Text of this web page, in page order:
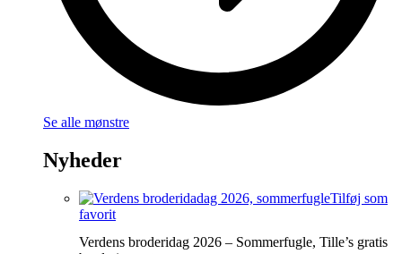
Se alle mønstre
Nyheder
Tilføj som
favorit
Verdens broderidag 2026 – Sommerfugle, Tille’s gratis